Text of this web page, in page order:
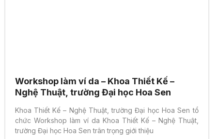
Workshop làm ví da – Khoa Thiết Kế –
Nghệ Thuật, trường Đại học Hoa Sen
Khoa Thiết Kế – Nghệ Thuật, trường Đại học Hoa Sen tổ
chức Workshop làm ví da Khoa Thiết Kế – Nghệ Thuật,
trường Đại học Hoa Sen trân trọng giới thiệu